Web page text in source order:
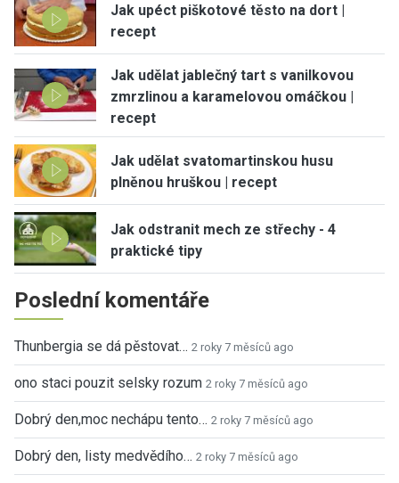
Jak upéct piškotové těsto na dort |
recept
Jak udělat jablečný tart s vanilkovou
zmrzlinou a karamelovou omáčkou |
recept
Jak udělat svatomartinskou husu
plněnou hruškou | recept
Jak odstranit mech ze střechy - 4
praktické tipy
Poslední komentáře
Thunbergia se dá pěstovat… 2 roky 7 měsíců ago
ono staci pouzit selsky rozum 2 roky 7 měsíců ago
Dobrý den,moc nechápu tento… 2 roky 7 měsíců ago
Dobrý den, listy medvědího… 2 roky 7 měsíců ago